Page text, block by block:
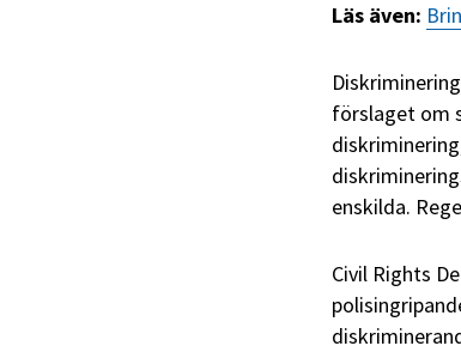
Läs även:
förslaget om
enskilda.
Civil Rights